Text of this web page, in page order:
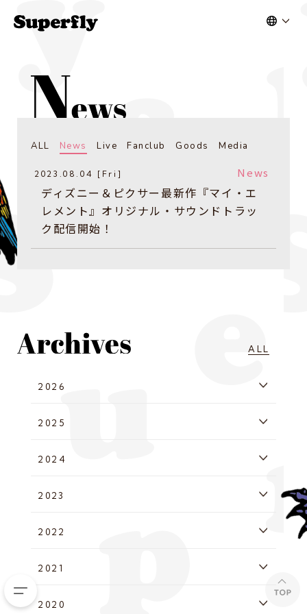
ALL News Live Fanclub Goods Media
2023.08.04 [Fri] News
ディズニー＆ピクサー最新作『マイ・エ
レメント』オリジナル・サウンドトラッ
ク配信開始！
ALL
2026
2025
2024
2023
2022
2021
2020